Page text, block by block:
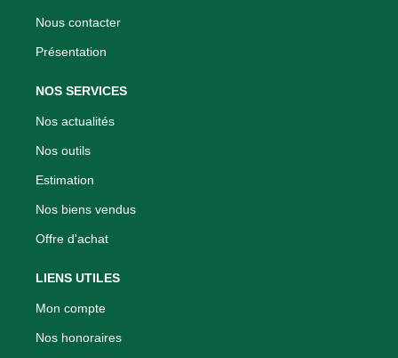
Nous contacter
Présentation
NOS SERVICES
Nos actualités
Nos outils
Estimation
Nos biens vendus
Offre d'achat
LIENS UTILES
Mon compte
Nos honoraires